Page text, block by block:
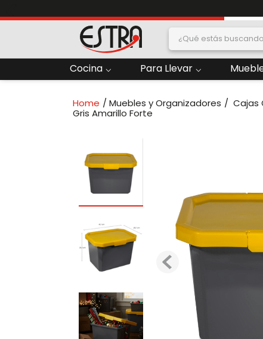
¿Qué estás
Cocina Para Llevar
Muebles y Organizadores Cajas
Gris Amarillo Forte
4. Papelera
8. Contenedor
Locker